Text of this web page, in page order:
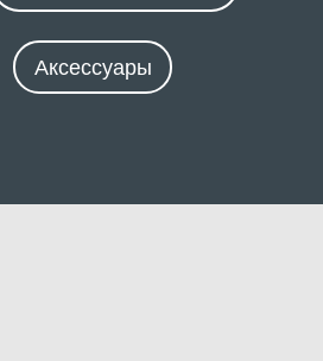
Аксессуары